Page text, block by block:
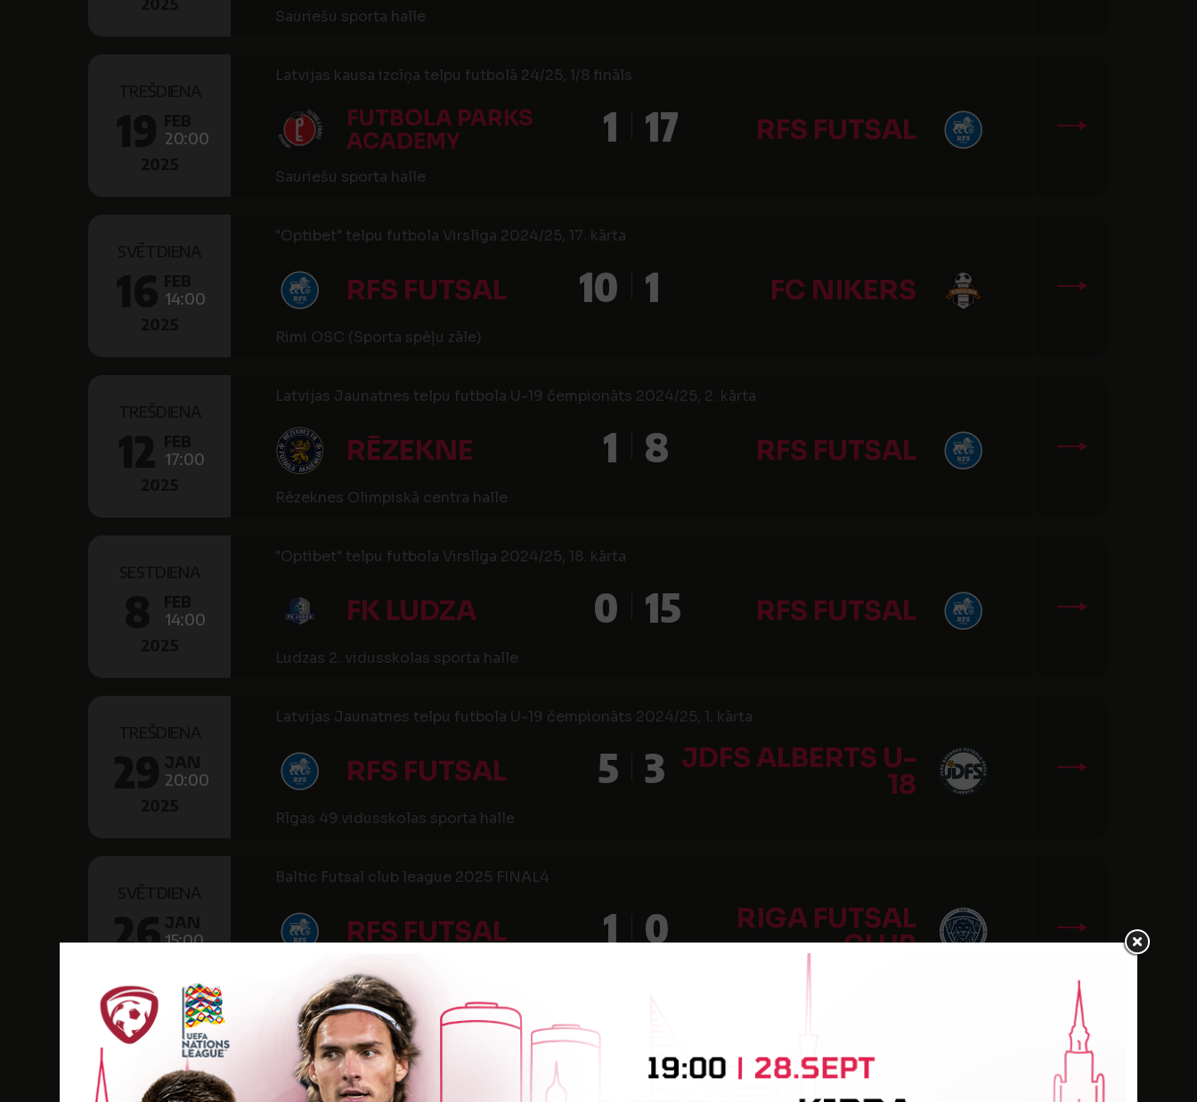
Sauriešu sporta halle
20:00
Latvijas kausa izcīņa telpu futbolā 24/25, 1/8 fināls
FUTBOLA PARKS
ACADEMY
1 RFS FUTSAL
17
Sauriešu sporta halle
14:00
"Optibet" telpu futbola Virslīga 2024/25, 17. kārta
RFS FUTSAL 10 FC NIKERS
1
Rimi OSC (Sporta spēļu zāle)
17:00
Latvijas Jaunatnes telpu futbola U-19 čempionāts 2024/25, 2. kārta
RĒZEKNE 1 RFS FUTSAL
8
Rēzeknes Olimpiskā centra halle
14:00
"Optibet" telpu futbola Virslīga 2024/25, 18. kārta
FK LUDZA 0 RFS FUTSAL
15
Ludzas 2. vidusskolas sporta halle
20:00
Latvijas Jaunatnes telpu futbola U-19 čempionāts 2024/25, 1. kārta
RFS FUTSAL 5 JDFS ALBERTS U-
18
3
Rīgas 49.vidusskolas sporta halle
2615:00
Baltic Futsal club league 2025 FINAL4
RFS FUTSAL 1 RIGA FUTSAL
CLUB
0
Rimi OSC (Sporta spēļu zāle)
SESTDIENA
JAN
Baltic Futsal club league 2025 FINAL4
RFS FUTSAL KAUNO ŽALGIRIS
0